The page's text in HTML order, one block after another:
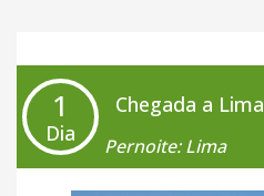
1
Dia
Chegada a Lima
Pernoite: Lima